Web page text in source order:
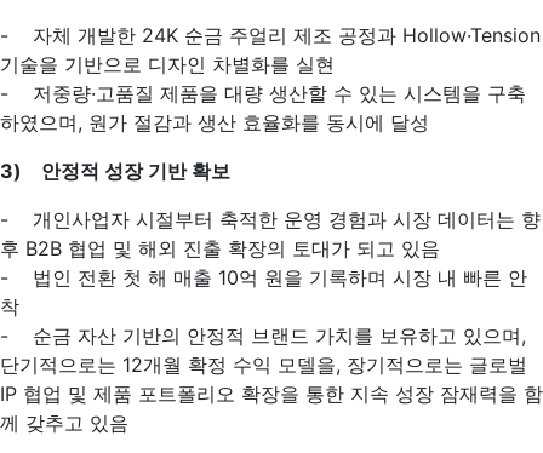
- 자체 개발한 24K 순금 주얼리 제조 공정과 Hollow·Tension
기술을 기반으로 디자인 차별화를 실현
- 저중량·고품질 제품을 대량 생산할 수 있는 시스템을 구축
하였으며, 원가 절감과 생산 효율화를 동시에 달성
3) 안정적 성장 기반 확보
- 개인사업자 시절부터 축적한 운영 경험과 시장 데이터는 향
후 B2B 협업 및 해외 진출 확장의 토대가 되고 있음
- 법인 전환 첫 해 매출 10억 원을 기록하며 시장 내 빠른 안
착
- 순금 자산 기반의 안정적 브랜드 가치를 보유하고 있으며,
단기적으로는 12개월 확정 수익 모델을, 장기적으로는 글로벌
IP 협업 및 제품 포트폴리오 확장을 통한 지속 성장 잠재력을 함
께 갖추고 있음